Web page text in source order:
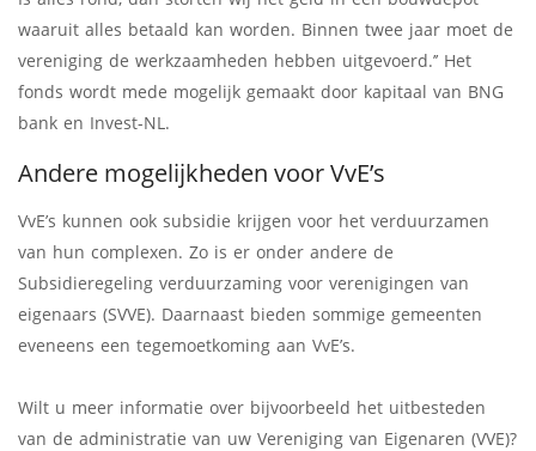
waaruit alles betaald kan worden. Binnen twee jaar moet de
vereniging de werkzaamheden hebben uitgevoerd.’’ Het
fonds wordt mede mogelijk gemaakt door kapitaal van BNG
bank en Invest-NL.
Andere mogelijkheden voor VvE’s
VvE’s kunnen ook subsidie krijgen voor het verduurzamen
van hun complexen. Zo is er onder andere de
Subsidieregeling verduurzaming voor verenigingen van
eigenaars (SVVE). Daarnaast bieden sommige gemeenten
eveneens een tegemoetkoming aan VvE’s.
Wilt u meer informatie over bijvoorbeeld het uitbesteden
van de administratie van uw Vereniging van Eigenaren (VVE)?